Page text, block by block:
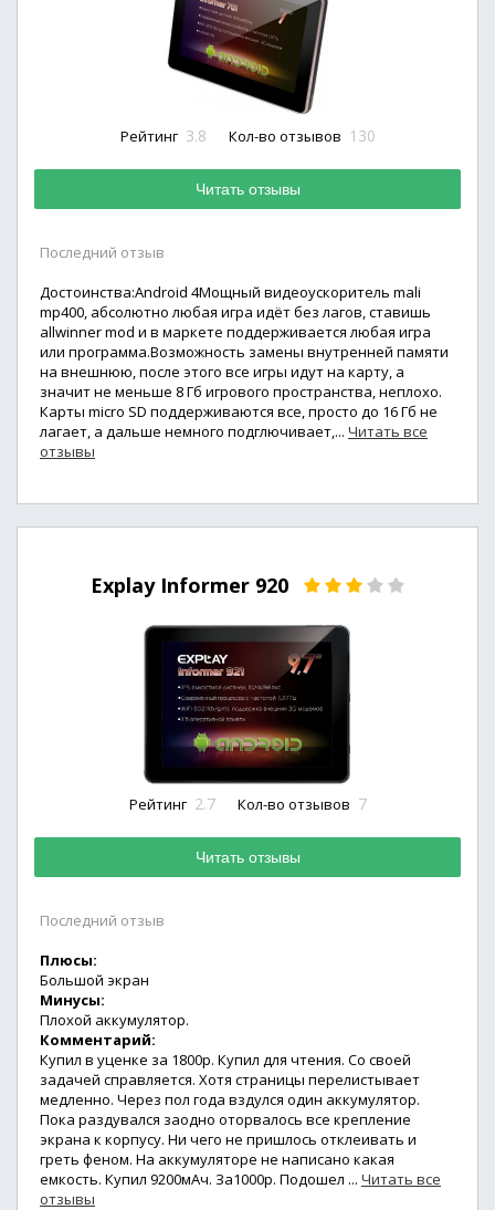
Рейтинг 3.8 Кол-во отзывов 130
Читать отзывы
Последний отзыв
Достоинства:Android 4Мощный видеоускоритель mali
mp400, абсолютно любая игра идёт без лагов, ставишь
allwinner mod и в маркете поддерживается любая игра
или программа.Возможность замены внутренней памяти
на внешнюю, после этого все игры идут на карту, а
значит не меньше 8 Гб игрового пространства, неплохо.
Карты micro SD поддерживаются все, просто до 16 Гб не
лагает, а дальше немного подглючивает,... Читать все
отзывы
Explay Informer 920
Рейтинг 2.7 Кол-во отзывов 7
Читать отзывы
Последний отзыв
Плюсы:
Большой экран
Минусы:
Плохой аккумулятор.
Комментарий:
Купил в уценке за 1800р. Купил для чтения. Со своей
задачей справляется. Хотя страницы перелистывает
медленно. Через пол года вздулся один аккумулятор.
Пока раздувался заодно оторвалось все крепление
экрана к корпусу. Ни чего не пришлось отклеивать и
греть феном. На аккумуляторе не написано какая
емкость. Купил 9200мАч. За1000р. Подошел ... Читать все
отзывы